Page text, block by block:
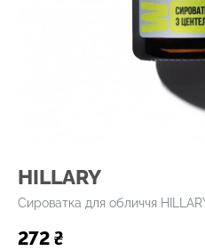
HILLARY
Сироватка для обличчя
272 ₴